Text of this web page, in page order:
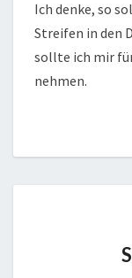
Ich denke, so
Streifen in den
sollte ich mir
nehmen.